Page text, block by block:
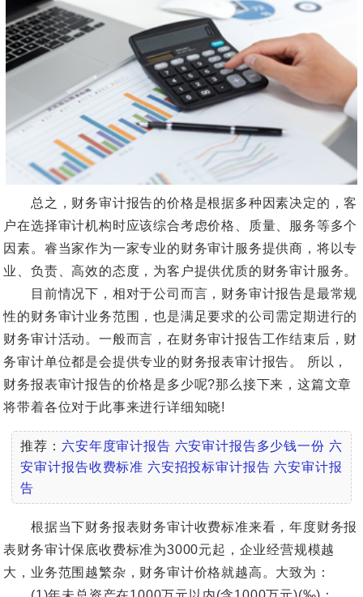
总之，财务审计报告的价格是根据多种因素决定的，客
户在选择审计机构时应该综合考虑价格、质量、服务等多个
因素。睿当家作为一家专业的财务审计服务提供商，将以专
业、负责、高效的态度，为客户提供优质的财务审计服务。
目前情况下，相对于公司而言，财务审计报告是最常规
性的财务审计业务范围，也是满足要求的公司需定期进行的
财务审计活动。一般而言，在财务审计报告工作结束后，财
务审计单位都是会提供专业的财务报表审计报告。 所以，
财务报表审计报告的价格是多少呢?那么接下来，这篇文章
将带着各位对于此事来进行详细知晓!
推荐： 六安年度审计报告 六安审计报告多少钱一份 六
安审计报告收费标准 六安招投标审计报告 六安审计报
告
根据当下财务报表财务审计收费标准来看，年度财务报
表财务审计保底收费标准为3000元起，企业经营规模越
大，业务范围越繁杂，财务审计价格就越高。大致为：